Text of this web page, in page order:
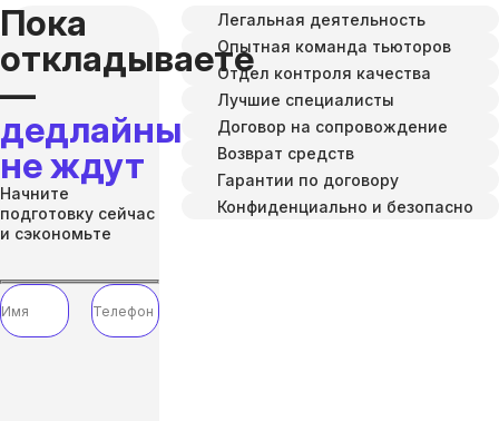
Пока
откладываете
—
дедлайны
не ждут
Начните
подготовку сейчас
и сэкономьте
Легальная деятельность
Опытная команда тьюторов
Отдел контроля качества
Лучшие специалисты
Договор на сопровождение
Возврат средств
Гарантии по договору
Конфиденциально и безопасно